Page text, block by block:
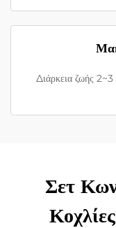
Διάρκεια ζωής
Σετ